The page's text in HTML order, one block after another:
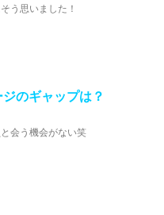
う思いました！
のギャップは？
会う機会がない笑